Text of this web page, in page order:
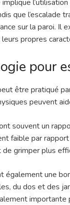
implique
que l’escalade
sur la paroi.
propres
pour
être pratiqué
peuvent
souvent un
faible par
grimper plus
également une
du dos et des